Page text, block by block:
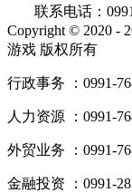
联系电话：
Copyright © 2020 -
游戏 版权所有
行政事务 ：0991-
人力资源 ：0991-
外贸业务 ：0991-
金融投资 ：0991-